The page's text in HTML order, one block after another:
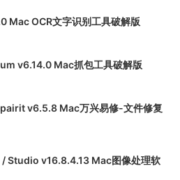
Mac OCR文字识别工具破解版
v6.14.0 Mac抓包工具破解版
v6.5.8 Mac万兴易修-文件修复
Studio v16.8.4.13 Mac图像处理软